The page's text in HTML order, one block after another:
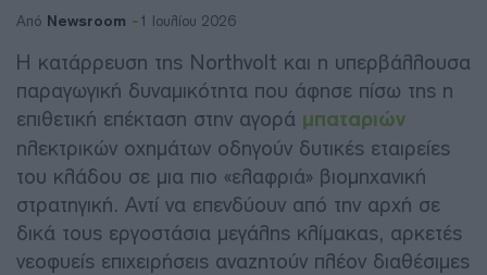
Από Newsroom 1 Ιουλίου 2026
Η κατάρρευση της Northvolt και η υπερβάλλουσα
παραγωγική δυναμικότητα που άφησε πίσω της η
επιθετική επέκταση στην αγορά μπαταριών
ηλεκτρικών οχημάτων οδηγούν δυτικές εταιρείες
του κλάδου σε μια πιο «ελαφριά» βιομηχανική
στρατηγική. Αντί να επενδύουν από την αρχή σε
δικά τους εργοστάσια μεγάλης κλίμακας, αρκετές
νεοφυείς επιχειρήσεις αναζητούν πλέον διαθέσιμες